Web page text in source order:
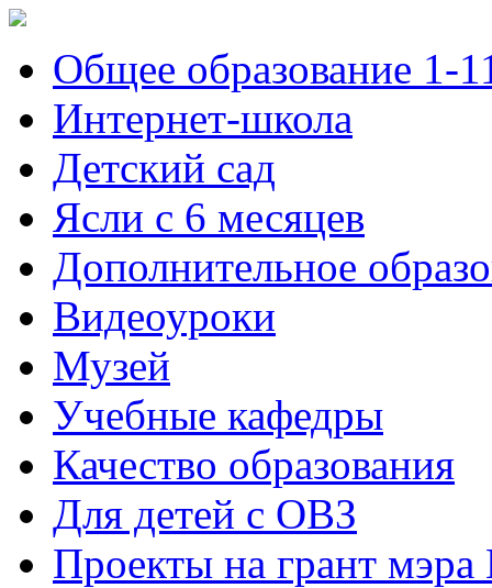
Общее образование 1-
Интернет-школа
Детский сад
Ясли с 6 месяцев
Дополнительное
Видеоуроки
Музей
Учебные кафедры
Качество образования
Для детей с ОВЗ
Проекты на грант